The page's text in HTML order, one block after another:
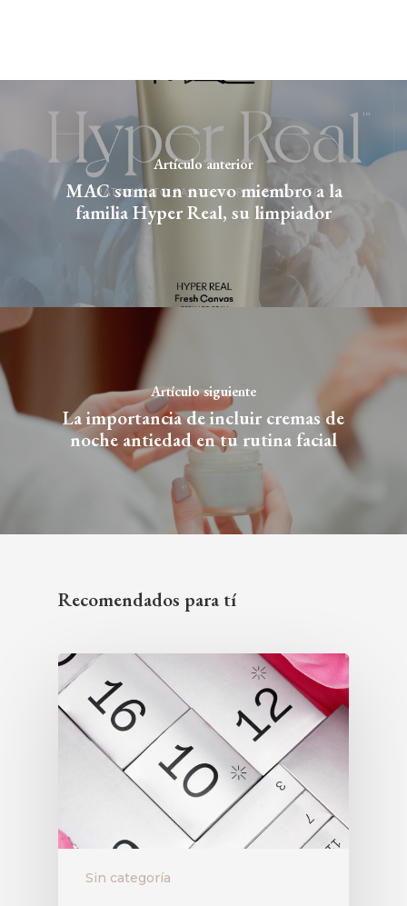
Artículo anterior
MAC suma un nuevo miembro a la
familia Hyper Real, su limpiador
Artículo siguiente
La importancia de incluir cremas de
noche antiedad en tu rutina facial
Recomendados para tí
Sin categoría